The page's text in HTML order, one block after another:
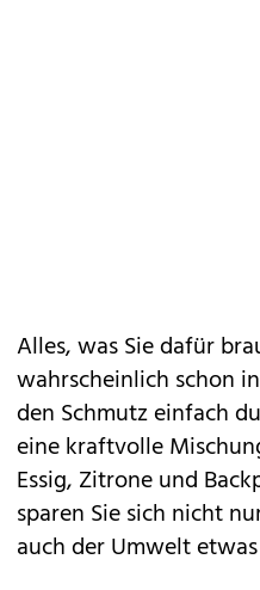
Alles, was Sie dafür
wahrscheinlich schon
den Schmutz einfach
eine kraftvolle
Essig, Zitrone und
sparen Sie sich nicht
auch der Umwelt